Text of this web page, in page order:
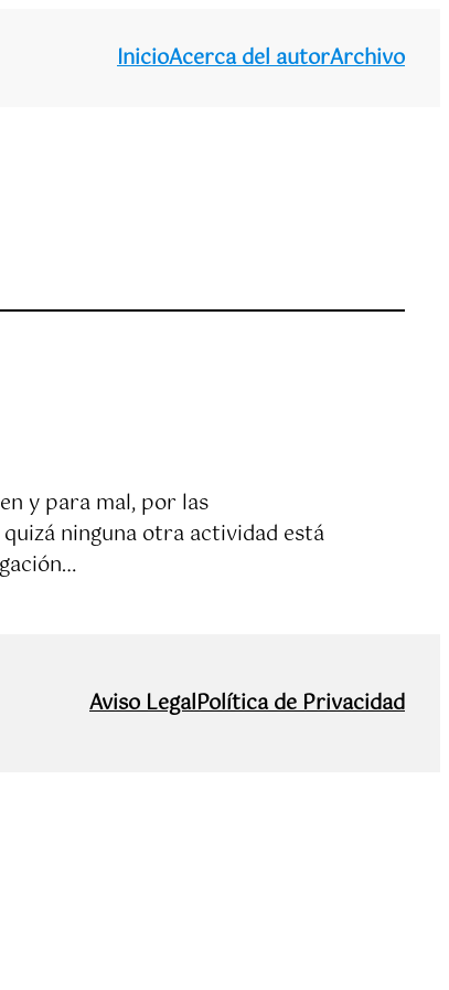
InicioAcerca del autorArchivo
y para mal, por las
ninguna otra actividad está
Aviso LegalPolítica de Privacidad